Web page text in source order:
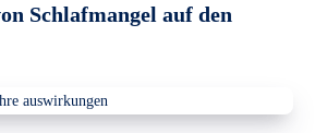
Schlafmangel auf den